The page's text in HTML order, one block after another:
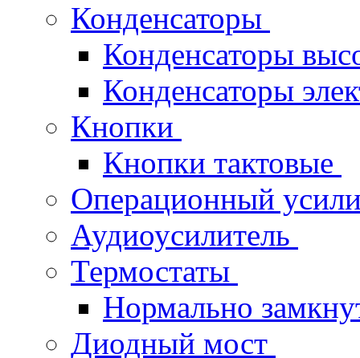
Конденсаторы
Конденсаторы
Конденсаторы
Кнопки
Кнопки тактовые
Операционный
Аудиоусилитель
Термостаты
Нормально
Диодный мост